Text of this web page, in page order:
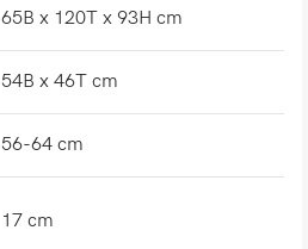
65B x 120T x 93H cm
54B x 46T cm
56-64 cm
17 cm